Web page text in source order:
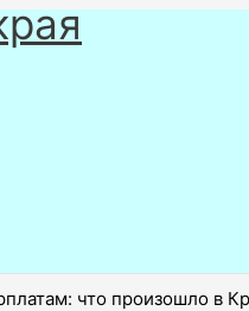
что произошло в